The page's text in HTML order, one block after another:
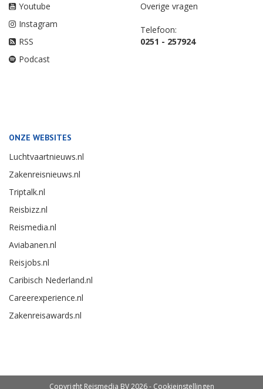
Youtube
Instagram
RSS
Podcast
Overige vragen
Telefoon:
0251 - 257924
ONZE WEBSITES
Luchtvaartnieuws.nl
Zakenreisnieuws.nl
Triptalk.nl
Reisbizz.nl
Reismedia.nl
Aviabanen.nl
Reisjobs.nl
Caribisch Nederland.nl
Careerexperience.nl
Zakenreisawards.nl
Copyright Reismedia BV 2026 - Cookieinstellingen